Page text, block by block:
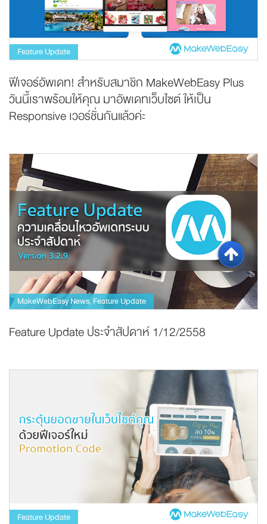
Feature Update
ฟีเจอร์อัพเดท! สำหรับสมาชิก MakeWebEasy Plus
วันนี้เราพร้อมให้คุณ มาอัพเดทเว็บไซต์ ให้เป็น
Responsive เวอร์ชั่นกันแล้วค่ะ
MakeWebEasy News, Feature Update
Feature Update ประจำสัปดาห์ 1/12/2558
Feature Update